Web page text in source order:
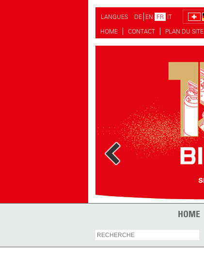
LANGUES DE EN FR IT
HOME
CONTACT PLAN DU SITE
HOME